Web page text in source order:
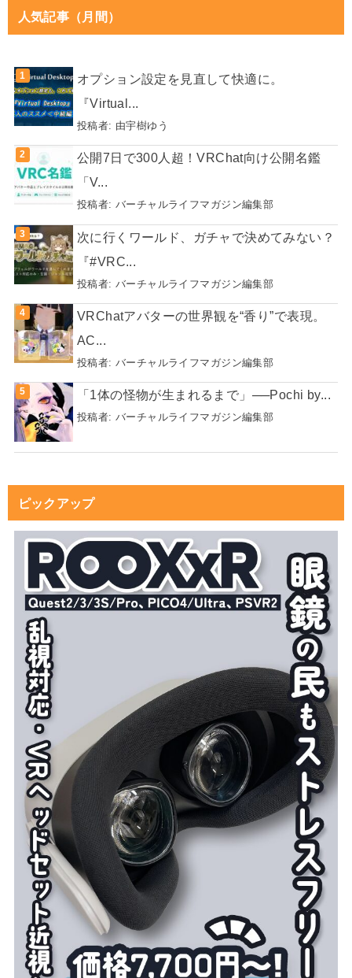
人気記事（月間）
オプション設定を見直して快適に。
『Virtual...
投稿者: 由宇樹ゆう
公開7日で300人超！VRChat向け公開名鑑
「V...
投稿者: バーチャルライフマガジン編集部
次に行くワールド、ガチャで決めてみない？
『#VRC...
投稿者: バーチャルライフマガジン編集部
VRChatアバターの世界観を“香り”で表現。
AC...
投稿者: バーチャルライフマガジン編集部
「1体の怪物が生まれるまで」──Pochi by...
投稿者: バーチャルライフマガジン編集部
ピックアップ